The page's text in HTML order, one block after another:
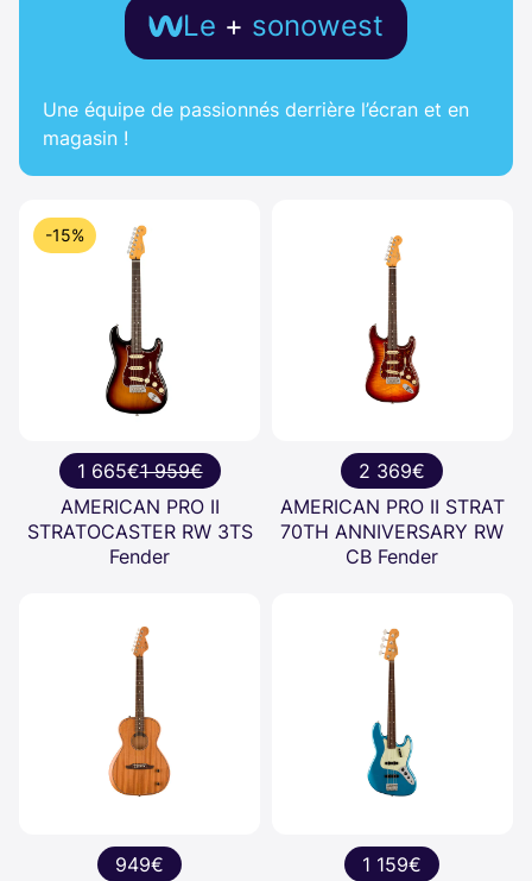
Le + sonowest
Une équipe de passionnés derrière l’écran et en
magasin !
-15%
1 665€1 959€
AMERICAN PRO II
STRATOCASTER RW 3TS
Fender
2 369€
AMERICAN PRO II STRAT
70TH ANNIVERSARY RW
CB Fender
949€
1 159€